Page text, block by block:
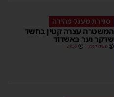
סגירת מעגל מהירה
המשטרה עצרה קטין בחשד
שדקר נער באשדוד
משה קאהן 21:59